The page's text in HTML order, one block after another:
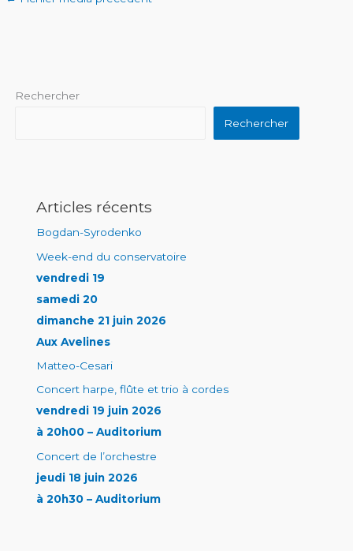
Rechercher
Rechercher
Articles récents
Bogdan-Syrodenko
Week-end du conservatoire
vendredi 19
samedi 20
dimanche 21 juin 2026
Aux Avelines
Matteo-Cesari
Concert harpe, flûte et trio à cordes
vendredi 19 juin 2026
à 20h00 – Auditorium
Concert de l’orchestre
jeudi 18 juin 2026
à 20h30 – Auditorium